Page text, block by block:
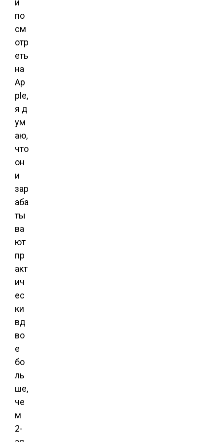
и
по
см
отр
еть
на
Ap
ple,
я д
ум
аю,
что
он
и
зар
аба
ты
ва
ют
пр
акт
ич
ес
ки
вд
во
е
бо
ль
ше,
че
м
2-